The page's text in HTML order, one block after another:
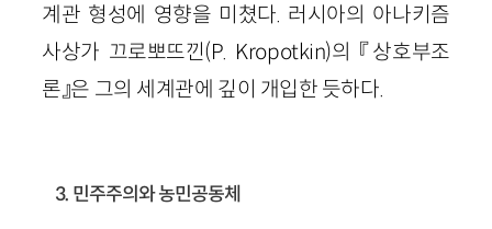
계관 형성에 영향을 미쳤다. 러시아의 아나키즘
사상가 끄로뽀뜨낀(P. Kropotkin)의 『상호부조
론』은 그의 세계관에 깊이 개입한 듯하다.
3. 민주주의와 농민공동체